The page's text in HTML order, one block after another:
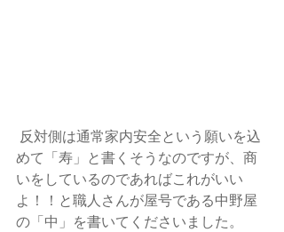
反対側は通常家内安全という願いを込
めて「寿」と書くそうなのですが、商
いをしているのであればこれがいい
よ！！と職人さんが屋号である中野屋
の「中」を書いてくださいました。